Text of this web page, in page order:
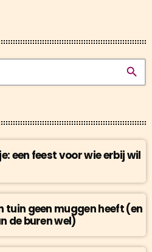
search
een feest voor wie erbij wil
tuin geen muggen heeft (en
de buren wel)